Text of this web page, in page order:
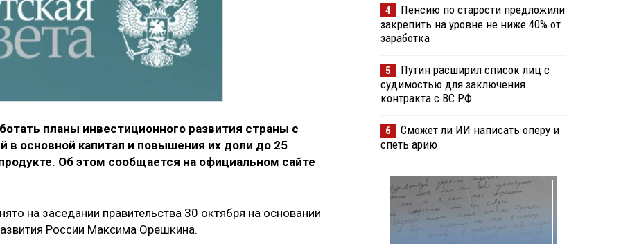
планы инвестиционного развития страны с
в основной капитал и повышения их доли до 25
Об этом сообщается на официальном сайте
на заседании правительства 30 октября на основании
России Максима Орешкина.
4
Пенсию по старости предложили
закрепить на уровне не ниже 40% от
заработка
5
Путин расширил список лиц с
судимостью для заключения
контракта с ВС РФ
6
Сможет ли ИИ написать оперу и
спеть арию